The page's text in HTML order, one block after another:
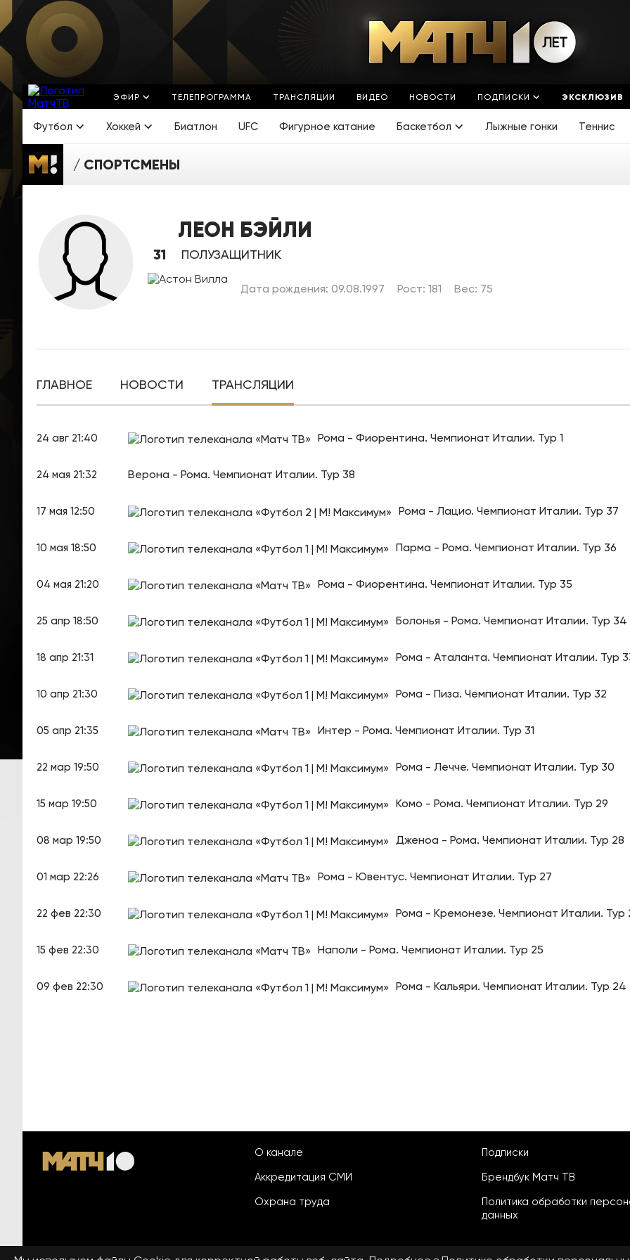
ЭФИР ТЕЛЕПРОГРАММА ТРАНСЛЯЦИИ ВИДЕО НОВОСТИ ПОДПИСКИ ЭКСКЛЮЗИВ
Футбол Хоккей Биатлон UFC Фигурное катание Баскетбол Лыжные гонки Теннис
СПОРТСМЕНЫ
ЛЕОН БЭЙЛИ
31 ПОЛУЗАЩИТНИК
Дата рождения: 09.08.1997 Рост: 181 Вес: 75
ГЛАВНОЕ НОВОСТИ ТРАНСЛЯЦИИ
24 авг 21:40 Рома - Фиорентина. Чемпионат Италии. Тур 1
24 мая 21:32 Верона - Рома. Чемпионат Италии. Тур 38
17 мая 12:50 Рома - Лацио. Чемпионат Италии. Тур 37
10 мая 18:50 Парма - Рома. Чемпионат Италии. Тур 36
04 мая 21:20 Рома - Фиорентина. Чемпионат Италии. Тур 35
25 апр 18:50 Болонья - Рома. Чемпионат Италии. Тур 34
18 апр 21:31 Рома - Аталанта. Чемпионат Италии. Тур
10 апр 21:30 Рома - Пиза. Чемпионат Италии. Тур 32
05 апр 21:35 Интер - Рома. Чемпионат Италии. Тур 31
22 мар 19:50 Рома - Лечче. Чемпионат Италии. Тур 30
15 мар 19:50 Комо - Рома. Чемпионат Италии. Тур 29
08 мар 19:50 Дженоа - Рома. Чемпионат Италии. Тур 28
01 мар 22:26 Рома - Ювентус. Чемпионат Италии. Тур 27
22 фев 22:30 Рома - Кремонезе. Чемпионат Италии. Тур
15 фев 22:30 Наполи - Рома. Чемпионат Италии. Тур 25
09 фев 22:30 Рома - Кальяри. Чемпионат Италии. Тур 24
О канале
Аккредитация СМИ
Охрана труда
Подписки
Брендбук Матч ТВ
Политика обработки
данных